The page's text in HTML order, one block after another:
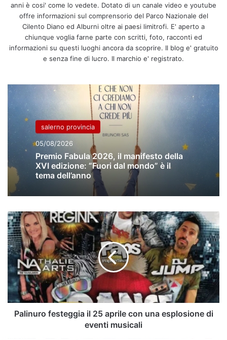
anni è cosi' come lo vedete. Dotato di un canale video e youtube
offre informazioni sul comprensorio del Parco Nazionale del
Cilento Diano ed Alburni oltre ai paesi limitrofi. E' aperto a
chiunque voglia farne parte con scritti, foto, racconti ed
informazioni su questi luoghi ancora da scoprire. Il blog e' gratuito
e senza fine di lucro. Il marchio e' registrato.
salerno provincia
05/08/2026
Premio Fabula 2026, il manifesto della
XVI edizione: “Fuori dal mondo” è il
tema dell’anno
Palinuro
festeggia
il
25
aprile
con
una
esplosione
di
eventi
Palinuro festeggia il 25 aprile con una esplosione di
eventi musicali